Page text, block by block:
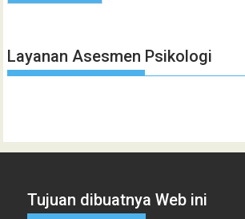
Layanan Asesmen Psikologi
Tujuan dibuatnya Web ini